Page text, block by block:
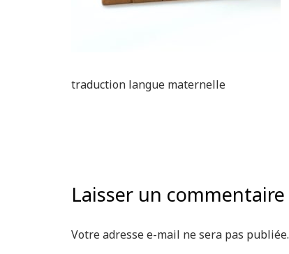
traduction langue maternelle
Laisser un commentaire
Votre adresse e-mail ne sera pas publiée.